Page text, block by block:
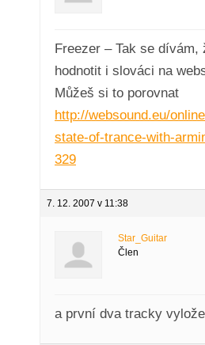
Freezer – Tak se dívám,
hodnotit i slováci na
Můžeš si to porovnat
http://websound.eu/
state-of-trance-with-
329
7. 12. 2007 v 11:38
Star_Guitar
Člen
a první dva tracky